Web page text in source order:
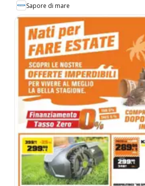
Sapore di mare